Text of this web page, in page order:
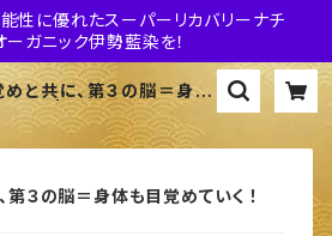
性に優れたスーパーリカバリーナチ
ーガニック伊勢藍染を！
と共に、第３の脳＝身体
いく ！ | 株式会社 伊勢藍J
APAN
３の脳＝身体も目覚めていく ！